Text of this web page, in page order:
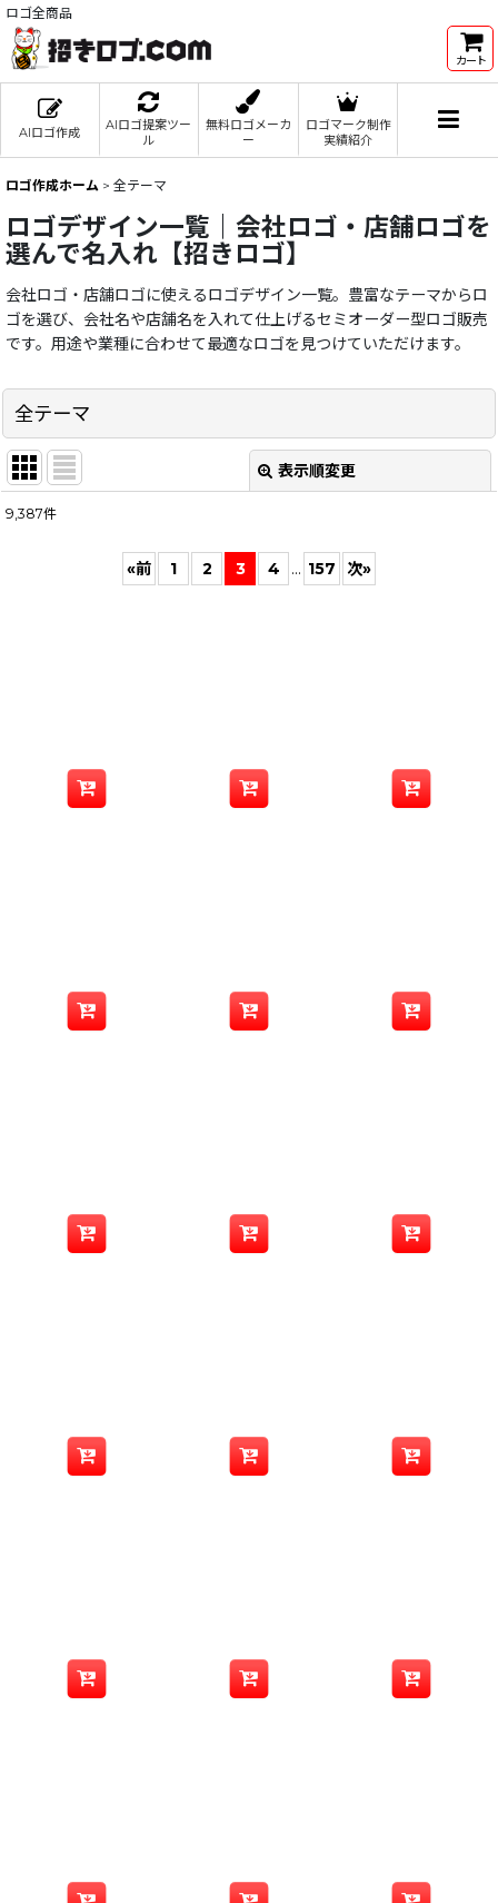
ロゴ全商品
カート
AIロゴ作成
AIロゴ提案ツー
ル
無料ロゴメーカ
ー
ロゴマーク制作
実績紹介
ロゴ作成ホーム > 全テーマ
ロゴデザイン一覧｜会社ロゴ・店舗ロゴを
選んで名入れ【招きロゴ】
会社ロゴ・店舗ロゴに使えるロゴデザイン一覧。豊富なテーマからロ
ゴを選び、会社名や店舗名を入れて仕上げるセミオーダー型ロゴ販売
です。用途や業種に合わせて最適なロゴを見つけていただけます。
全テーマ
表示順変更
9,387件
«前 1 2 3 4 ... 157 次»